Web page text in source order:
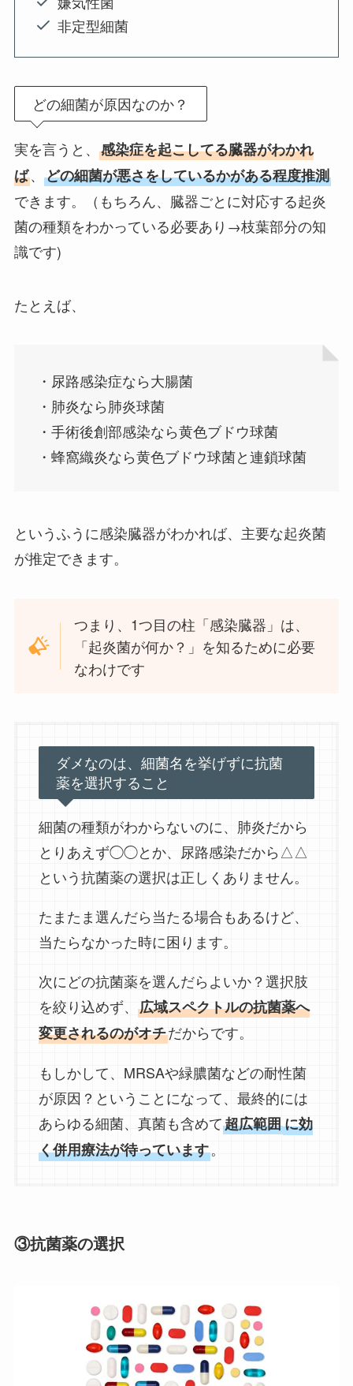
非定型細菌
どの細菌が原因なのか？
実を言うと、 感染症を起こしてる臓器がわかれ
ば、 どの細菌が悪さをしているかがある程度推測
できます。（もちろん、臓器ごとに対応する起炎
菌の種類をわかっている必要あり→枝葉部分の知
識です)
たとえば、
・尿路感染症なら大腸菌
・肺炎なら肺炎球菌
・手術後創部感染なら黄色ブドウ球菌
・蜂窩織炎なら黄色ブドウ球菌と連鎖球菌
というふうに感染臓器がわかれば、主要な起炎菌
が推定できます。
つまり、1つ目の柱「感染臓器」は、
「起炎菌が何か？」を知るために必要
なわけです
ダメなのは、細菌名を挙げずに抗菌
薬を選択すること
細菌の種類がわからないのに、肺炎だから
とりあえず◯◯とか、尿路感染だから△△
という抗菌薬の選択は正しくありません。
たまたま選んだら当たる場合もあるけど、
当たらなかった時に困ります。
次にどの抗菌薬を選んだらよいか？選択肢
を絞り込めず、 広域スペクトルの抗菌薬へ
変更されるのがオチだからです。
もしかして、MRSAや緑膿菌などの耐性菌
が原因？ということになって、最終的には
あらゆる細菌、真菌も含めて超広範囲に効
く併用療法が待っています。
③抗菌薬の選択